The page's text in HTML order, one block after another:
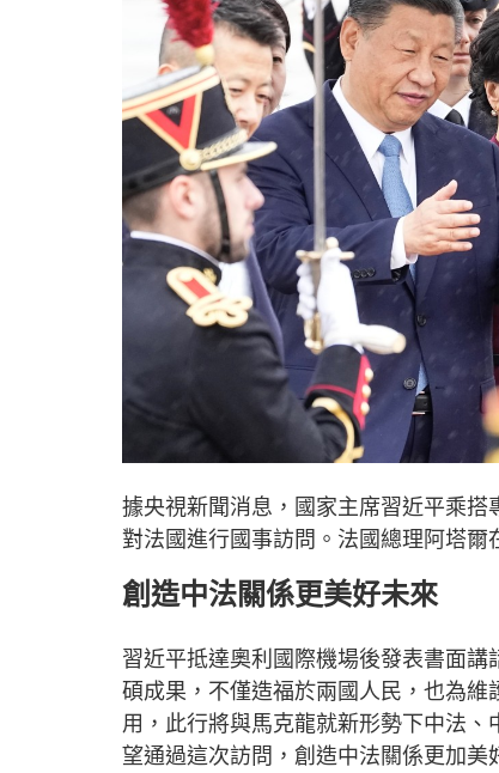
據央視新聞消息，國家主席習近平乘
對法國進行國事訪問。 法國總理阿塔爾
創造中法關係更美好未來
習近平抵達奧利國際機場後發表書面
碩成果，不僅造福於兩國人民，也為
用，此行將與馬克龍就新形勢下中法
望通過這次訪問，創造中法關係更加美